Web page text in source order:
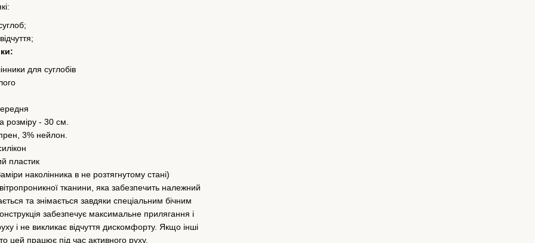
для суглобів
розміру - 30 см.
3% нейлон.
пластик
наколінника в не розтягнутому стані)
тканини, яка забезпечить належний
та знімається завдяки спеціальним бічним
забезпечує максимальне прилягання і
і не викликає відчуття дискомфорту. Якщо інші
цей працює під час активного руху.